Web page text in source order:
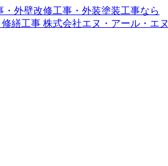
修繕工事 株式会社エヌ・アール・エヌ